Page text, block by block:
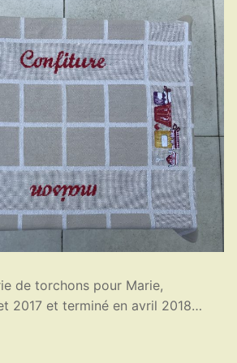
de torchons pour Marie,
2017 et terminé en avril 2018…